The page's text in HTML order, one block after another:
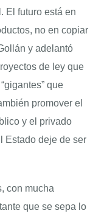
El futuro está en
no en copiar
y adelantó
de ley que
que
promover el
y el privado
Estado deje de ser
con mucha
que se sepa lo